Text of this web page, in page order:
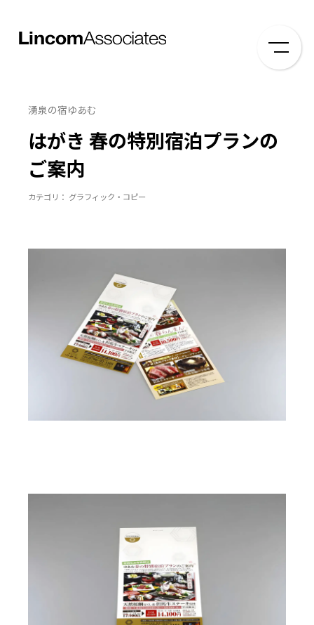
湧泉の宿ゆあむ
はがき 春の特別宿泊プランの
ご案内
カテゴリ： グラフィック・コピー